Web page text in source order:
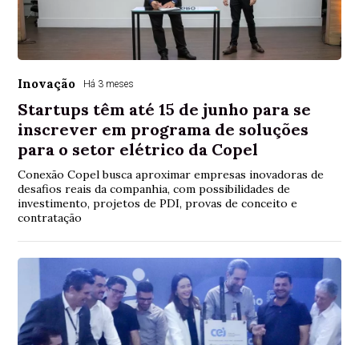
Inovação Há 3 meses
Startups têm até 15 de junho para se
inscrever em programa de soluções
para o setor elétrico da Copel
Conexão Copel busca aproximar empresas inovadoras de
desafios reais da companhia, com possibilidades de
investimento, projetos de PDI, provas de conceito e
contratação